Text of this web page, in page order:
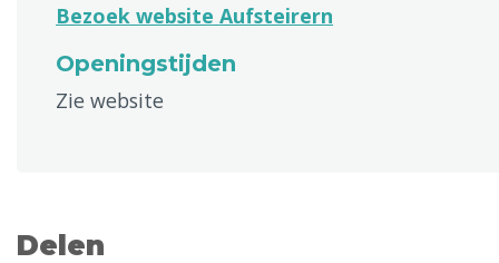
Bezoek website Aufsteirern
Openingstijden
Zie website
Delen